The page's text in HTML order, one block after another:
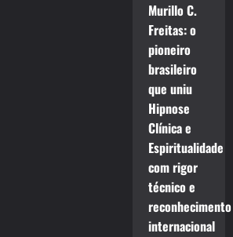
Murillo C.
Freitas: o
pioneiro
brasileiro
que uniu
Hipnose
Clínica e
Espiritualidade
com rigor
técnico e
reconhecimento
internacional